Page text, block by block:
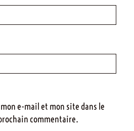
e-mail et mon site dans le
commentaire.